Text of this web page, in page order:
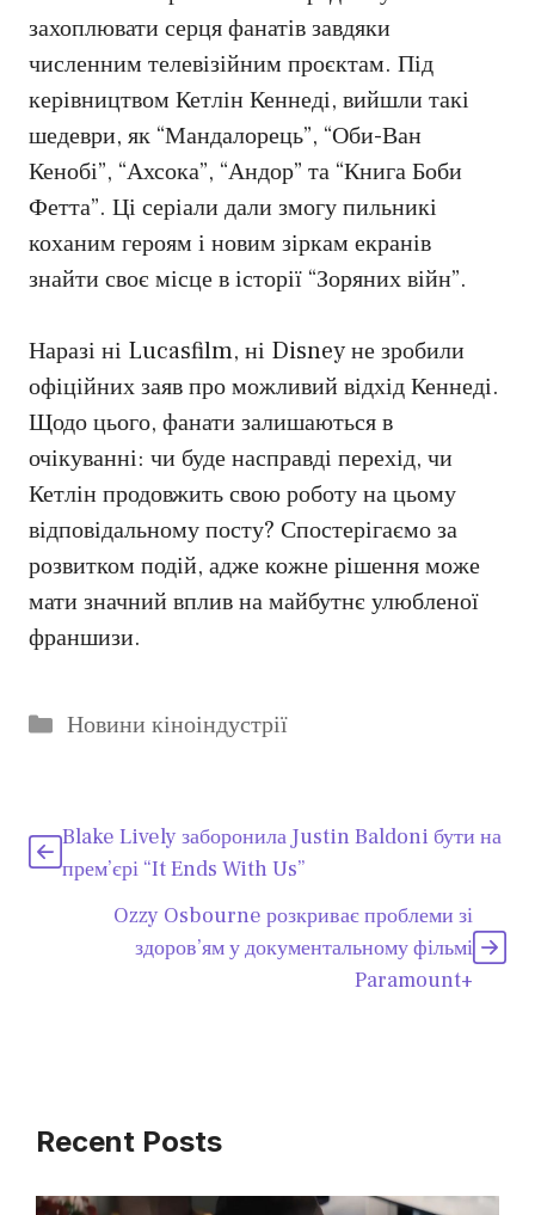
захоплювати серця фанатів завдяки
численним телевізійним проєктам. Під
керівництвом Кетлін Кеннеді, вийшли такі
шедеври, як “Мандалорець”, “Оби-Ван
Кенобі”, “Ахсока”, “Андор” та “Книга Боби
Фетта”. Ці серіали дали змогу пильникі
коханим героям і новим зіркам екранів
знайти своє місце в історії “Зоряних війн”.
Наразі ні Lucasfilm, ні Disney не зробили
офіційних заяв про можливий відхід Кеннеді.
Щодо цього, фанати залишаються в
очікуванні: чи буде насправді перехід, чи
Кетлін продовжить свою роботу на цьому
відповідальному посту? Спостерігаємо за
розвитком подій, адже кожне рішення може
мати значний вплив на майбутнє улюбленої
франшизи.
Категорії
Новини кіноіндустрії
Blake Lively заборонила Justin Baldoni бути на
прем’єрі “It Ends With Us”
Ozzy Osbourne розкриває проблеми зі
здоров’ям у документальному фільмі
Paramount+
Recent Posts